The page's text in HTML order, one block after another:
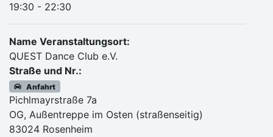
19:30 - 22:30
Name Veranstaltungsort:
QUEST Dance Club e.V.
Straße und Nr.:
Anfahrt
Pichlmayrstraße 7a
OG, Außentreppe im Osten (straßenseitig)
83024 Rosenheim